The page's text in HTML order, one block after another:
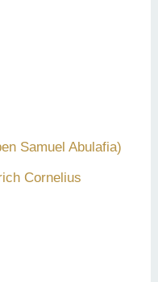
Samuel Abulafia)
Cornelius